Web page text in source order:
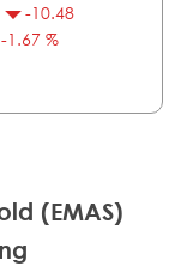
-10.48
-1.67 %
(EMAS)